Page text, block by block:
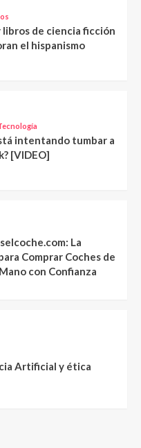
libros de ciencia ficción
el hispanismo
intentando tumbar a
[VIDEO]
La
Comprar Coches de
con Confianza
Artificial y ética